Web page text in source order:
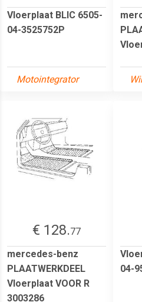
Vloerplaat BLIC 6505-
04-3525752P
Motointegrator
€ 128.77
mercedes-benz
PLAATWERKDEEL
Vloerplaat VOOR R
3003286
04-